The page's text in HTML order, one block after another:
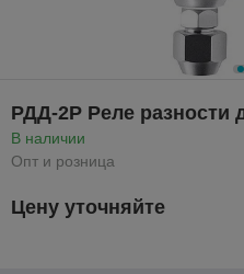
РДД-2Р Реле разности
В наличии
Опт и розница
Цену уточняйте